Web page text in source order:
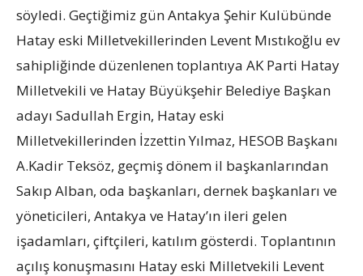
söyledi. Geçtiğimiz gün Antakya Şehir Kulübünde
Hatay eski Milletvekillerinden Levent Mıstıkoğlu ev
sahipliğinde düzenlenen toplantıya AK Parti Hatay
Milletvekili ve Hatay Büyükşehir Belediye Başkan
adayı Sadullah Ergin, Hatay eski
Milletvekillerinden İzzettin Yılmaz, HESOB Başkanı
A.Kadir Teksöz, geçmiş dönem il başkanlarından
Sakıp Alban, oda başkanları, dernek başkanları ve
yöneticileri, Antakya ve Hatay’ın ileri gelen
işadamları, çiftçileri, katılım gösterdi. Toplantının
açılış konuşmasını Hatay eski Milletvekili Levent